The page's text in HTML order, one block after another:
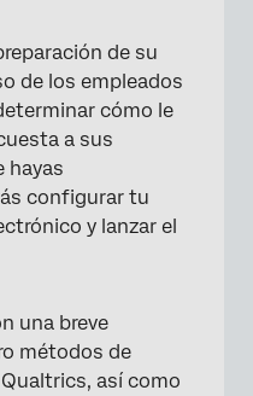
×
de su
de los empleados
cómo le
a sus
hayas
configurar tu
y lanzar el
una breve
métodos de
así como